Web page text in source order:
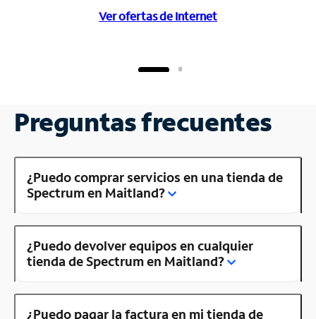
Ver ofertas de Internet
Preguntas frecuentes
¿Puedo comprar servicios en una tienda de
Spectrum en Maitland?
¿Puedo devolver equipos en cualquier
tienda de Spectrum en Maitland?
¿Puedo pagar la factura en mi tienda de